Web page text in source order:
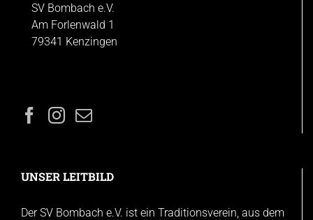
SV Bombach e.V.
Am Forlenwald 1
79341 Kenzingen
UNSER LEITBILD
Der SV Bombach e.V. ist ein Traditionsverein, aus dem